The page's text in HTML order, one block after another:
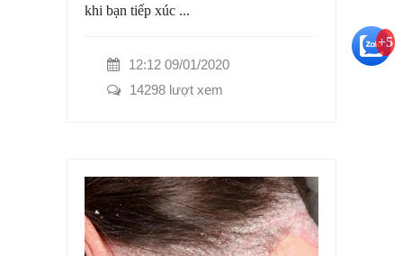
khi bạn tiếp xúc ...
12:12 09/01/2020
14298 lượt xem
+5